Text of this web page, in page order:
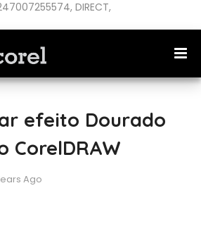
DIRECT,
efeito Dourado
CorelDRAW
Ago